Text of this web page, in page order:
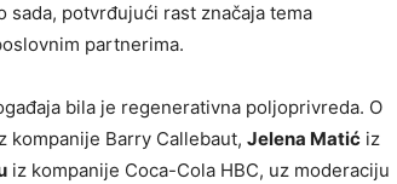
potvrđujući rast značaja tema
partnerima.
bila je regenerativna poljoprivreda. O
kompanije Barry Callebaut, Jelena Matićiz
iz kompanije Coca-Cola HBC, uz moderaciju